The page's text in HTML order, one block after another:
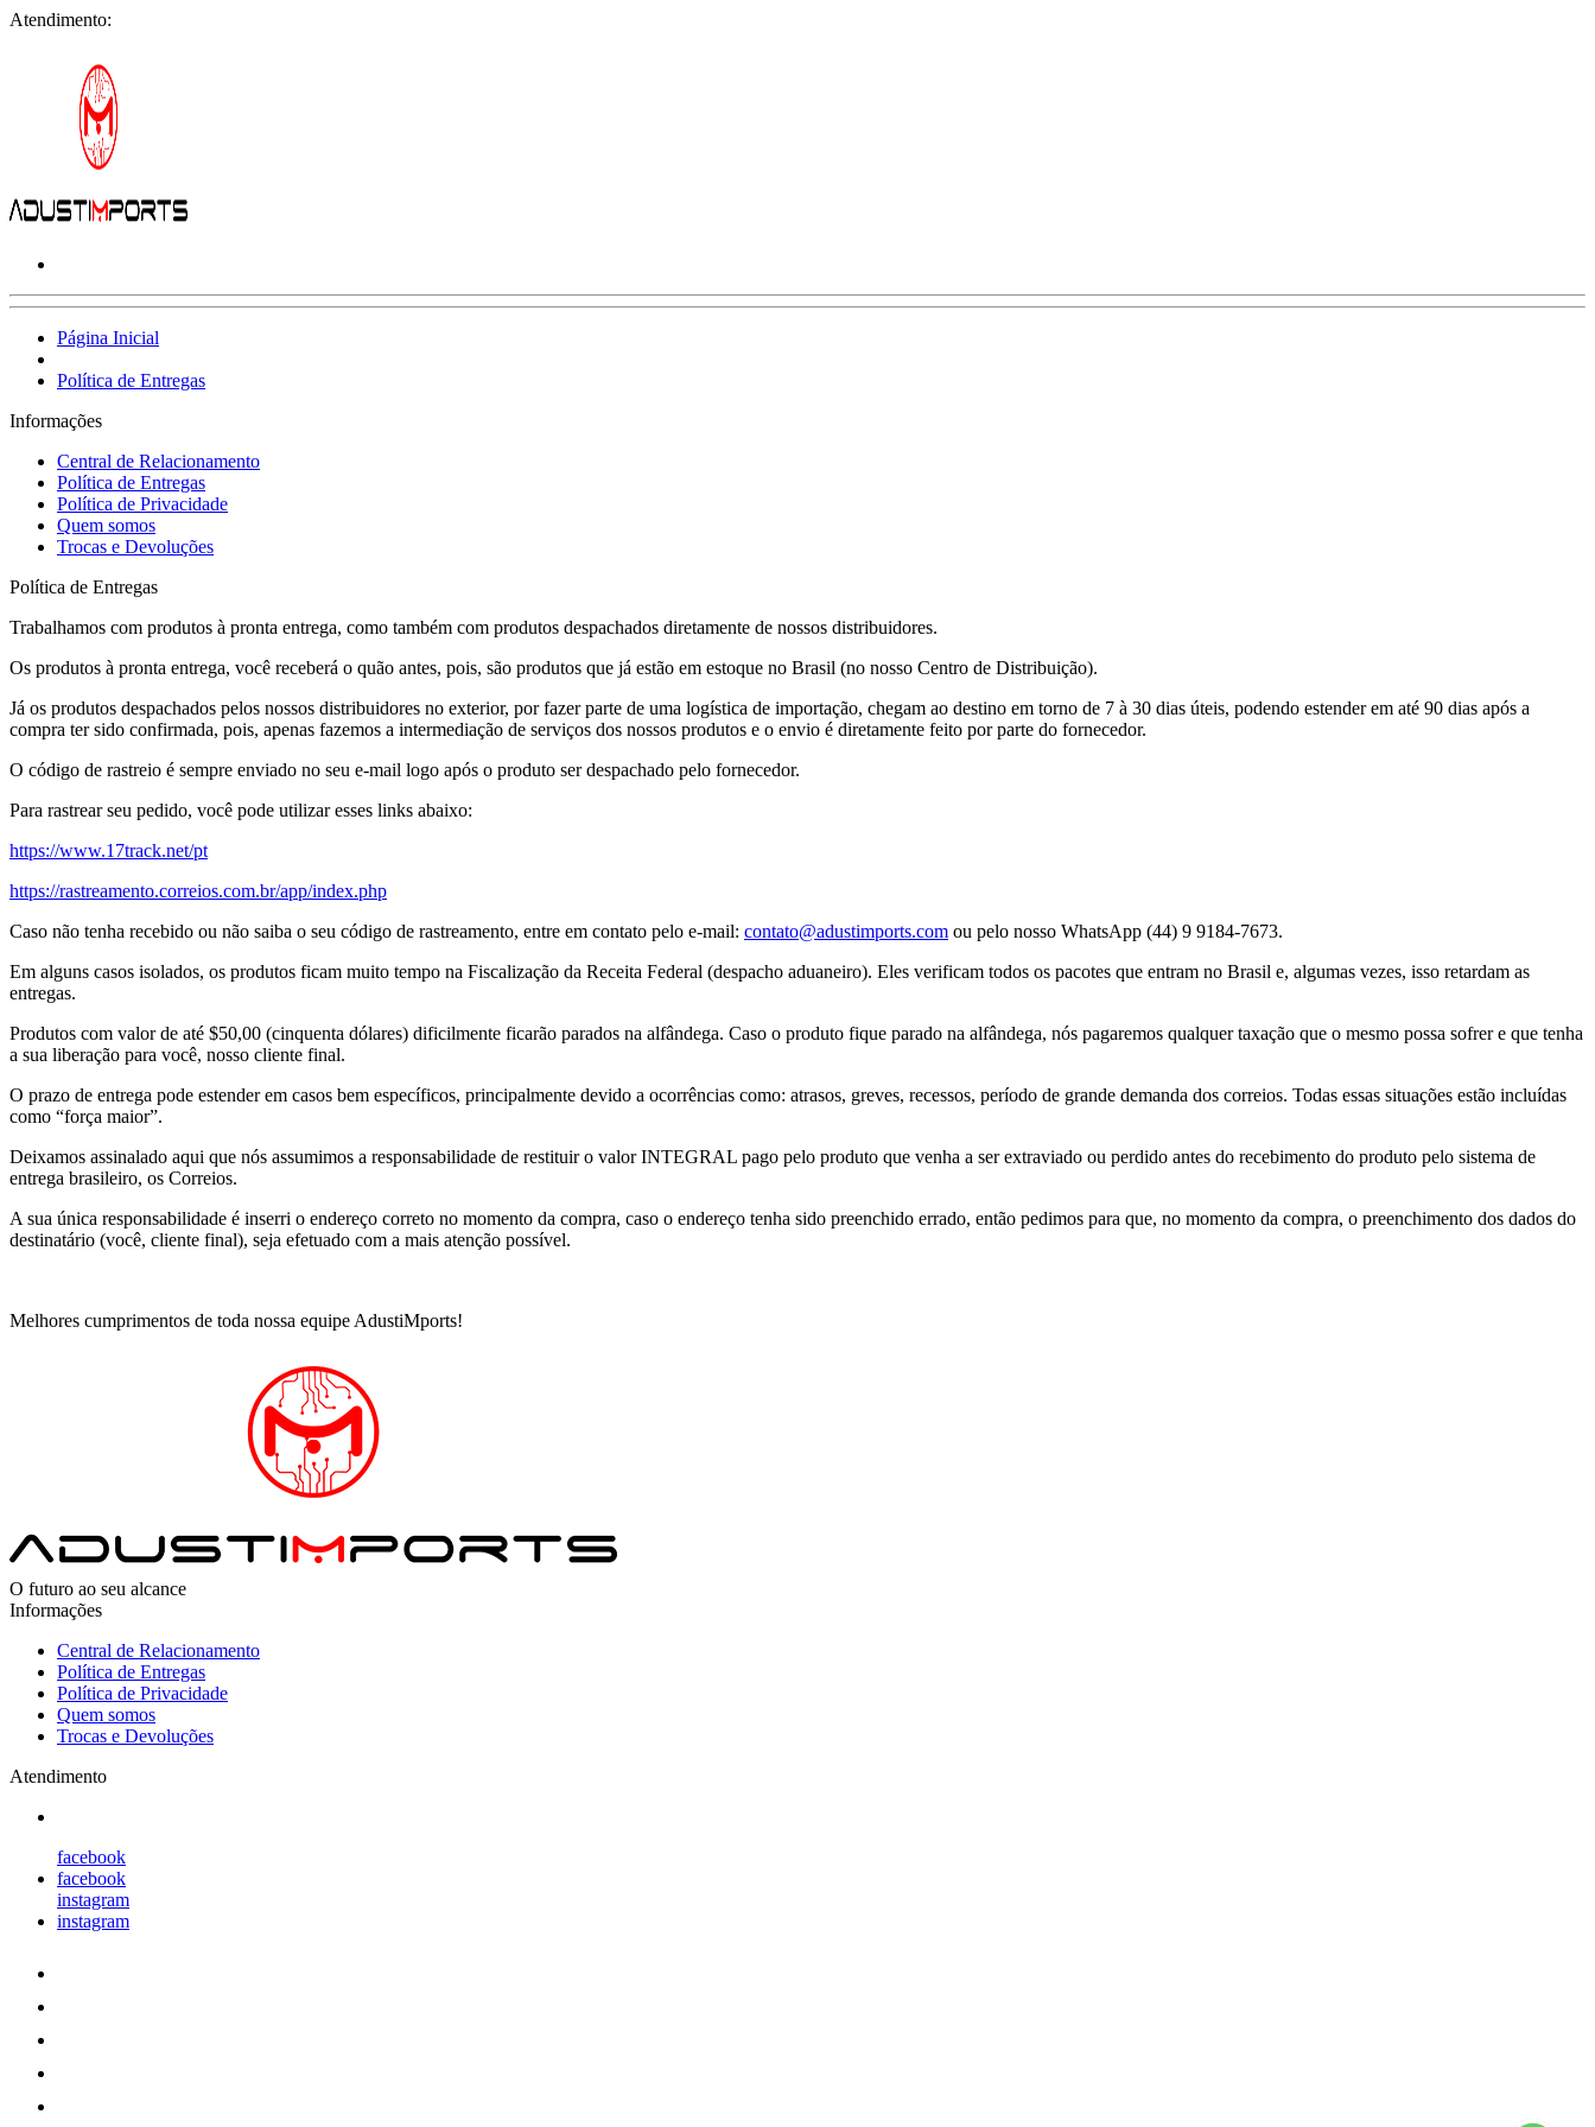
Atendimento:
Página Inicial
Política de Entregas
Informações
Central de Relacionamento
Política de Entregas
Política de Privacidade
Quem somos
Trocas e Devoluções
Política de Entregas
Trabalhamos com produtos à pronta entrega, como também com produtos despachados diretamente de nossos distribuidores.
Os produtos à pronta entrega, você receberá o quão antes, pois, são produtos que já estão em estoque no Brasil (no nosso Centro de Distribuição).
Já os produtos despachados pelos nossos distribuidores no exterior, por fazer parte de uma logística de importação, chegam ao destino em torno de 7 à 30 dias úteis, podendo estender em até 90 dias após a
compra ter sido confirmada, pois, apenas fazemos a intermediação de serviços dos nossos produtos e o envio é diretamente feito por parte do fornecedor.
O código de rastreio é sempre enviado no seu e-mail logo após o produto ser despachado pelo fornecedor.
Para rastrear seu pedido, você pode utilizar esses links abaixo:
https://www.17track.net/pt
https://rastreamento.correios.com.br/app/index.php
Caso não tenha recebido ou não saiba o seu código de rastreamento, entre em contato pelo e-mail: contato@adustimports.com ou pelo nosso WhatsApp (44) 9 9184-7673.
Em alguns casos isolados, os produtos ficam muito tempo na Fiscalização da Receita Federal (despacho aduaneiro). Eles verificam todos os pacotes que entram no Brasil e, algumas vezes, isso retardam as
entregas.
Produtos com valor de até $50,00 (cinquenta dólares) dificilmente ficarão parados na alfândega. Caso o produto fique parado na alfândega, nós pagaremos qualquer taxação que o mesmo possa sofrer e que tenha
a sua liberação para você, nosso cliente final.
O prazo de entrega pode estender em casos bem específicos, principalmente devido a ocorrências como: atrasos, greves, recessos, período de grande demanda dos correios. Todas essas situações estão incluídas
como “força maior”.
Deixamos assinalado aqui que nós assumimos a responsabilidade de restituir o valor INTEGRAL pago pelo produto que venha a ser extraviado ou perdido antes do recebimento do produto pelo sistema de
entrega brasileiro, os Correios.
A sua única responsabilidade é inserri o endereço correto no momento da compra, caso o endereço tenha sido preenchido errado, então pedimos para que, no momento da compra, o preenchimento dos dados do
destinatário (você, cliente final), seja efetuado com a mais atenção possível.
Melhores cumprimentos de toda nossa equipe AdustiMports!
O futuro ao seu alcance
Informações
Central de Relacionamento
Política de Entregas
Política de Privacidade
Quem somos
Trocas e Devoluções
Atendimento
facebook
facebook
instagram
instagram